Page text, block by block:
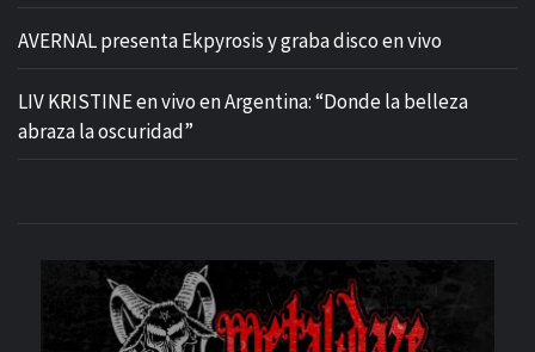
AVERNAL presenta Ekpyrosis y graba disco en vivo
LIV KRISTINE en vivo en Argentina: “Donde la belleza
abraza la oscuridad”